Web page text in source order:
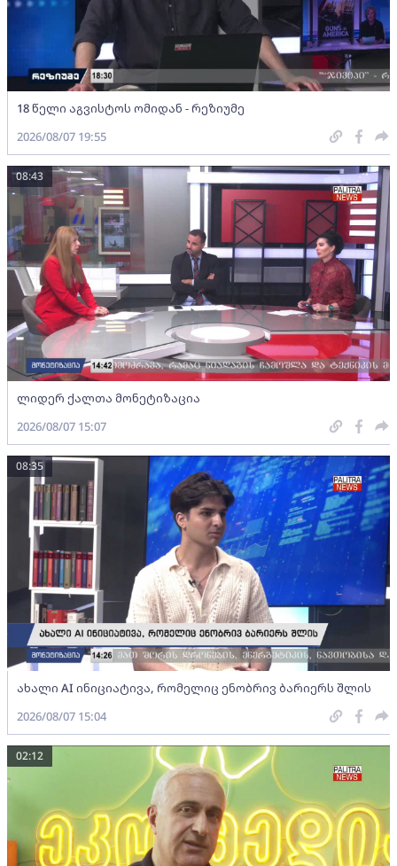
18 წელი აგვისტოს ომიდან - რეზიუმე
2026/08/07 19:55
ლიდერ ქალთა მონეტიზაცია
08:43
2026/08/07 15:07
ახალი AI ინიციატივა, რომელიც ენობრივ ბარიერს შლის
08:35
2026/08/07 15:04
02:12